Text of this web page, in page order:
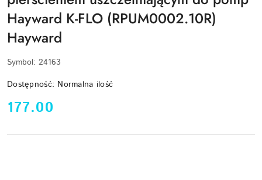
Hayward K-FLO (RPUM0002.10R)
Hayward
Symbol: 24163
Dostępność: Normalna ilość
cena:
177.00